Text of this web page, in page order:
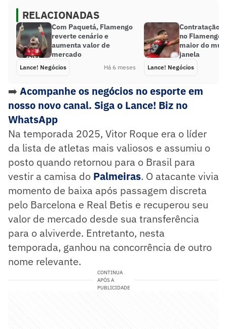
RELACIONADAS
Com Paquetá, Flamengo
reverte cenário e
aumenta valor de
mercado
Lance! Negócios Há 6 meses
Contratação
no Flamengo
maior do
janela
Lance! Negócios
➡️ Acompanhe os negócios no esporte em
nosso novo canal. Siga o Lance! Biz no
WhatsApp
Na temporada 2025, Vitor Roque era o líder
da lista de atletas mais valiosos e assumiu o
posto quando retornou para o Brasil para
vestir a camisa do Palmeiras. O atacante vivia
momento de baixa após passagem discreta
pelo Barcelona e Real Betis e recuperou seu
valor de mercado desde sua transferência
para o alviverde. Entretanto, nesta
temporada, ganhou na concorrência de outro
nome relevante.
CONTINUA
APÓS A
PUBLICIDADE